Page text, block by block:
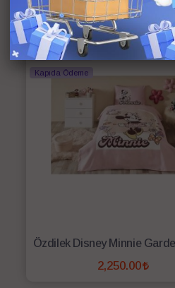
SEPETE EKLE
Anında Kargo
Ücretsiz Kargo
Kapıda Ödeme
2,250.00